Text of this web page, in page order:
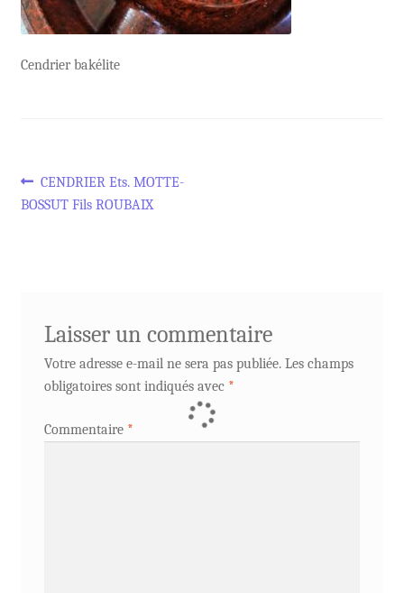
Cendrier bakélite
Navigation
Article
précédent :
CENDRIER Ets. MOTTE-
BOSSUT Fils ROUBAIX
Laisser un commentaire
Votre adresse e-mail ne sera pas publiée. Les champs
obligatoires sont indiqués avec *
Commentaire *